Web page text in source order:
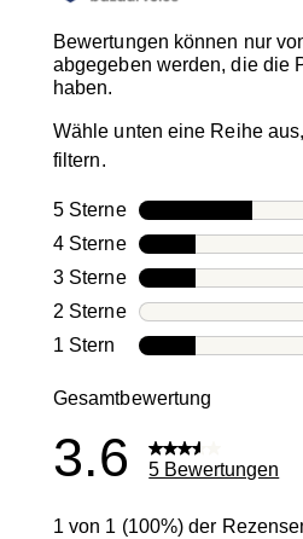
Bewertungen können nur
abgegeben werden, die die
haben.
Wähle unten eine Reihe
filtern.
5 SterneSterne
4 SterneSterne
3 SterneSterne
2 SterneSterne
1 Stern Sterne
Gesamtbewertung
3.6 5 Bewertungen
1 von 1 (100%) der